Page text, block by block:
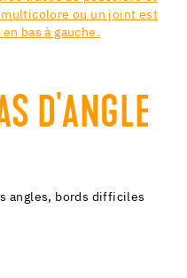
D'ANGLE
angles, bords difficiles